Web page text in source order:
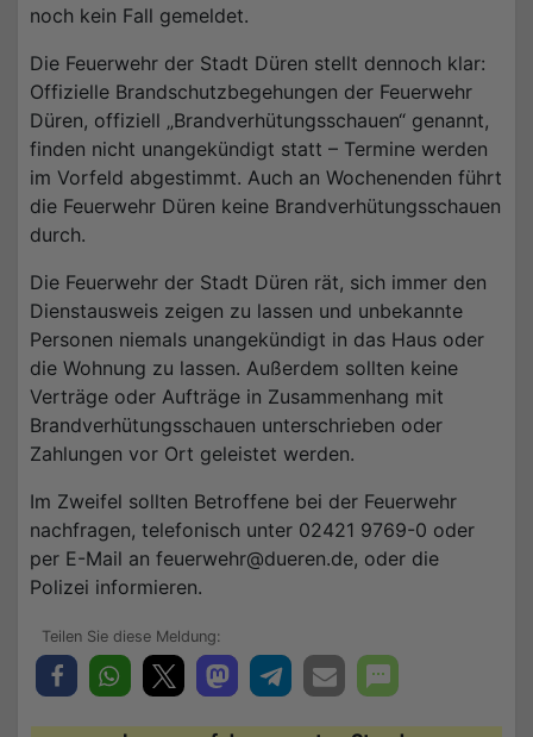
noch kein Fall gemeldet.
Die Feuerwehr der Stadt Düren stellt dennoch klar:
Offizielle Brandschutzbegehungen der Feuerwehr
Düren, offiziell „Brandverhütungsschauen“ genannt,
finden nicht unangekündigt statt – Termine werden
im Vorfeld abgestimmt. Auch an Wochenenden führt
die Feuerwehr Düren keine Brandverhütungsschauen
durch.
Die Feuerwehr der Stadt Düren rät, sich immer den
Dienstausweis zeigen zu lassen und unbekannte
Personen niemals unangekündigt in das Haus oder
die Wohnung zu lassen. Außerdem sollten keine
Verträge oder Aufträge in Zusammenhang mit
Brandverhütungsschauen unterschrieben oder
Zahlungen vor Ort geleistet werden.
Im Zweifel sollten Betroffene bei der Feuerwehr
nachfragen, telefonisch unter 02421 9769-0 oder
per E-Mail an feuerwehr@dueren.de, oder die
Polizei informieren.